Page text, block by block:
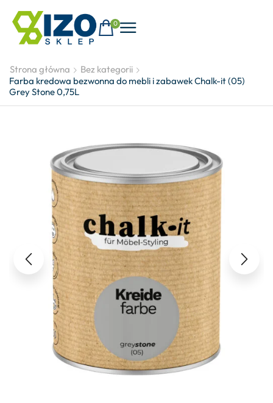
0
Strona główna
Bez kategorii
Farba kredowa bezwonna do mebli i zabawek Chalk-it (05)
Grey Stone 0,75L